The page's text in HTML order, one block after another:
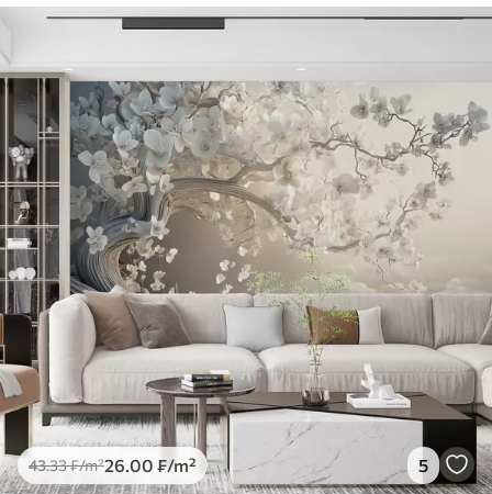
43.33₣/m²26 .00 ₣/m² 5